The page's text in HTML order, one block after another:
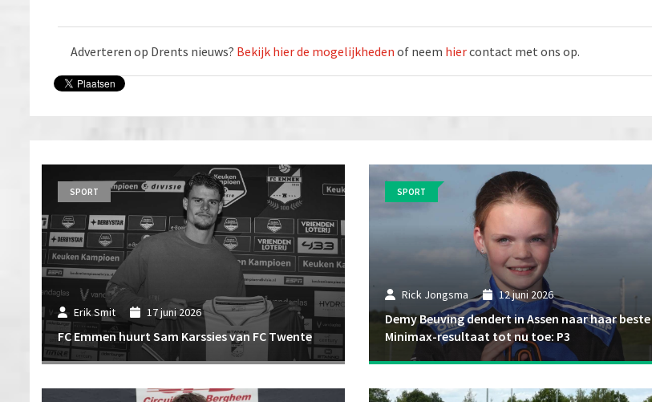
Adverteren op Drents nieuws? Bekijk hier de mogelijkheden of neem hiercontact met ons op.
Erik Smit 17 juni 2026
FC Emmen huurt Sam Karssies van FC Twente
SPORT
Rick Jongsma 12 juni 2026
Demy Beuving dendert in Assen naar haar beste
Minimax-resultaat tot nu toe: P3
SPORT